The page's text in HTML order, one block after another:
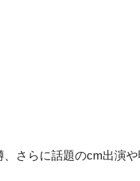
さらに話題のcm出演